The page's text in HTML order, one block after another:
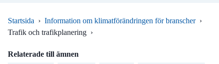
Startsida › Information om klimatförändringen för branscher ›
Trafik och trafikplanering ›
Relaterade till ämnen